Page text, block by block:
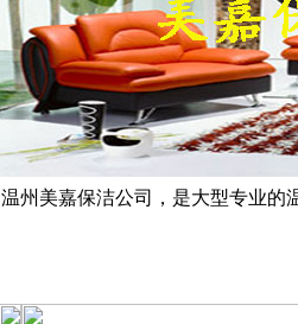
温州美嘉保洁公司，是大型专业的